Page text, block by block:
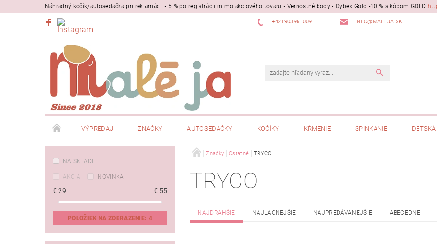
Náhradný kočík/autosedačka pri reklamácii • 5 % po registrácii mimo akciového tovaru • Vernostné body • Cybex Gold -10 % s kódom GOLD
+421903961009 INFO@MALEJA.SK
VÝPREDAJ ZNAČKY AUTOSEDAČKY KOČÍKY KŔMENIE SPINKANIE
NA SKLADE
AKCIA NOVINKA
€29 € 55
POLOŽIEK NA ZOBRAZENIE: 4
Značky Ostatné TRYCO
TRYCO
NAJDRAHŠIE NAJLACNEJŠIE NAJPREDÁVANEJŠIE ABECEDNE